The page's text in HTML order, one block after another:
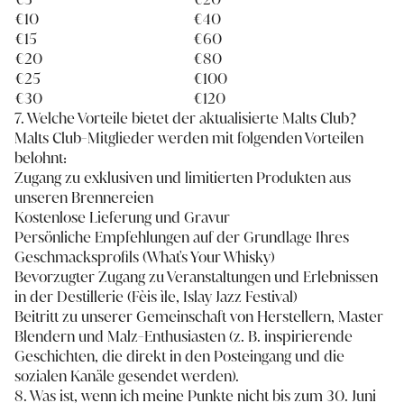
€10
€40
€15
€60
€20
€80
€25
€100
€30
€120
7. Welche Vorteile bietet der aktualisierte Malts Club?
Malts Club-Mitglieder werden mit folgenden Vorteilen
belohnt:
Zugang zu exklusiven und limitierten Produkten aus
unseren Brennereien
Kostenlose Lieferung und Gravur
Persönliche Empfehlungen auf der Grundlage Ihres
Geschmacksprofils (What's Your Whisky)
Bevorzugter Zugang zu Veranstaltungen und Erlebnissen
in der Destillerie (Fèis ìle, Islay Jazz Festival)
Beitritt zu unserer Gemeinschaft von Herstellern, Master
Blendern und Malz-Enthusiasten (z. B. inspirierende
Geschichten, die direkt in den Posteingang und die
sozialen Kanäle gesendet werden).
8. Was ist, wenn ich meine Punkte nicht bis zum 30. Juni